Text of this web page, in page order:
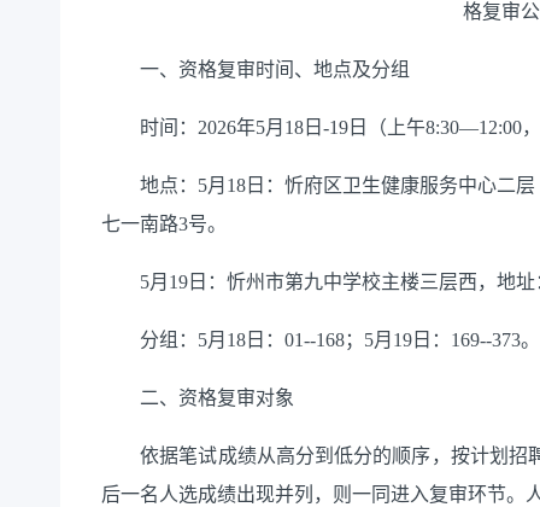
格复审
一、资格复审时间、地点及分组
时间：2026年5月18日-19日（上午8:30—12:00
地点：5月18日：忻府区卫生健康服务中心二层
七一南路3号。
5月19日：忻州市第九中学校主楼三层西，地址
分组：5月18日：01--168；5月19日：169--373
二、资格复审对象
依据笔试成绩从高分到低分的顺序，按计划招
后一名人选成绩出现并列，则一同进入复审环节。